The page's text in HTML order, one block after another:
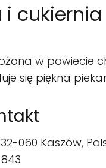
i
w powiecie
się piękna
060 Kaszów,